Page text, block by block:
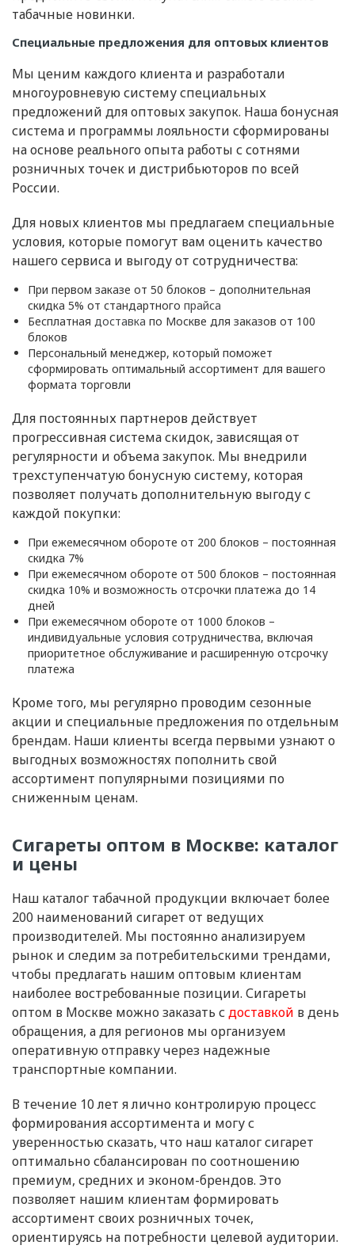
табачные новинки.
Специальные предложения для оптовых клиентов
Мы ценим каждого клиента и разработали
многоуровневую систему специальных
предложений для оптовых закупок. Наша бонусная
система и программы лояльности сформированы
на основе реального опыта работы с сотнями
розничных точек и дистрибьюторов по всей
России.
Для новых клиентов мы предлагаем специальные
условия, которые помогут вам оценить качество
нашего сервиса и выгоду от сотрудничества:
При первом заказе от 50 блоков – дополнительная
скидка 5% от стандартного прайса
Бесплатная доставка по Москве для заказов от 100
блоков
Персональный менеджер, который поможет
сформировать оптимальный ассортимент для вашего
формата торговли
Для постоянных партнеров действует
прогрессивная система скидок, зависящая от
регулярности и объема закупок. Мы внедрили
трехступенчатую бонусную систему, которая
позволяет получать дополнительную выгоду с
каждой покупки:
При ежемесячном обороте от 200 блоков – постоянная
скидка 7%
При ежемесячном обороте от 500 блоков – постоянная
скидка 10% и возможность отсрочки платежа до 14
дней
При ежемесячном обороте от 1000 блоков –
индивидуальные условия сотрудничества, включая
приоритетное обслуживание и расширенную отсрочку
платежа
Кроме того, мы регулярно проводим сезонные
акции и специальные предложения по отдельным
брендам. Наши клиенты всегда первыми узнают о
выгодных возможностях пополнить свой
ассортимент популярными позициями по
сниженным ценам.
Сигареты оптом в Москве: каталог
и цены
Наш каталог табачной продукции включает более
200 наименований сигарет от ведущих
производителей. Мы постоянно анализируем
рынок и следим за потребительскими трендами,
чтобы предлагать нашим оптовым клиентам
наиболее востребованные позиции. Сигареты
оптом в Москве можно заказать сдоставкой в день
обращения, а для регионов мы организуем
оперативную отправку через надежные
транспортные компании.
В течение 10 лет я лично контролирую процесс
формирования ассортимента и могу с
уверенностью сказать, что наш каталог сигарет
оптимально сбалансирован по соотношению
премиум, средних и эконом-брендов. Это
позволяет нашим клиентам формировать
ассортимент своих розничных точек,
ориентируясь на потребности целевой аудитории.